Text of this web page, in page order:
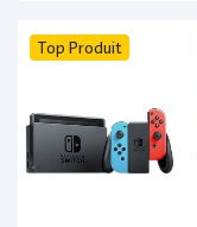
Top Produit